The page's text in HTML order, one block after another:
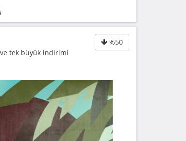
%50
tek büyük indirimi